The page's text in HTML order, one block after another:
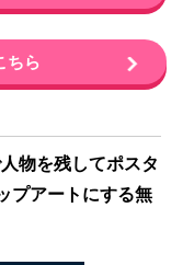
ちら
物を残してポスタ
プアートにする無